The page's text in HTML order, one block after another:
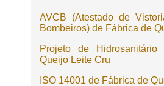
AVCB (Atestado de
Bombeiros) de Fábrica de
Projeto de
Queijo Leite Cru
ISO 14001 de Fábrica de